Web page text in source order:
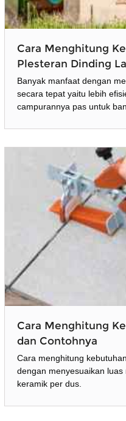
Cara Menghitung
Plesteran Dinding
Banyak manfaat dengan
secara tepat yaitu lebih
campurannya pas untuk
Cara Menghitung
dan Contohnya
Cara menghitung
dengan menyesuaikan
keramik per dus.